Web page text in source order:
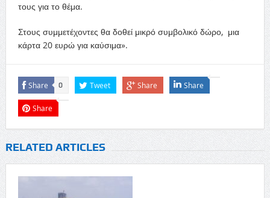
τους για το θέμα.
Στους συμμετέχοντες θα δοθεί μικρό συμβολικό δώρο, μια
κάρτα 20 ευρώ για καύσιμα».
Share 0 Tweet Share Share
Share
RELATED ARTICLES